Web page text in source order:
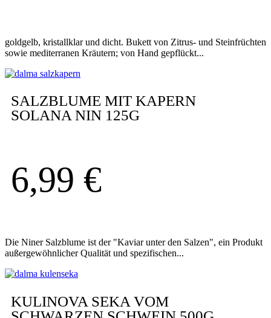
goldgelb, kristallklar und dicht. Bukett von Zitrus- und Steinfrüchten
sowie mediterranen Kräutern; von Hand gepflückt...
SALZBLUME MIT KAPERN
SOLANA NIN 125G
6,99 €
Die Niner Salzblume ist der "Kaviar unter den Salzen", ein Produkt
außergewöhnlicher Qualität und spezifischen...
KULINOVA SEKA VOM